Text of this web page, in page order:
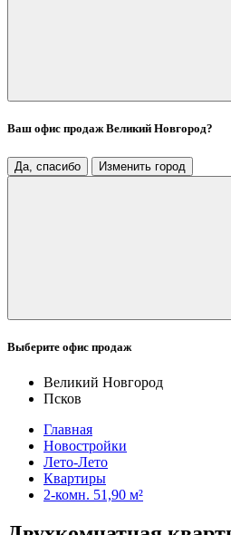
Ваш офис продажВеликий Новгород?
Да, спасибо Изменить город
Выберите офис продаж
Великий Новгород
Псков
Главная
Новостройки
Лето-Лето
Квартиры
2-комн. 51,90 м²